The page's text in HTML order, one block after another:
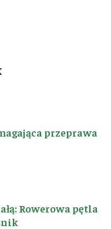
przeprawa
Rowerowa pętla